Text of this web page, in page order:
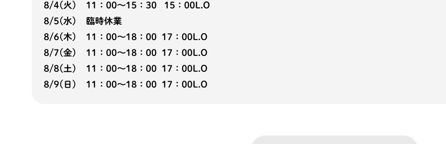
8/4(火) 11：00〜15：30 15：00L.O
8/5(水) 臨時休業
8/6(木) 11：00〜18：00 17：00L.O
8/7(金) 11：00〜18：00 17：00L.O
8/8(土) 11：00〜18：00 17：00L.O
8/9(日) 11：00〜18：00 17：00L.O